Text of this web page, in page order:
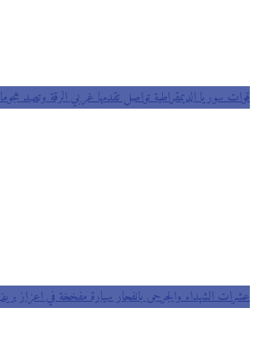
قوات سوريا الديمقراطية تواصل تقدمها غربي الرقة وتصد
عشرات الشهداء والجرحى بانفجار سيارة مفخخة في اعزاز